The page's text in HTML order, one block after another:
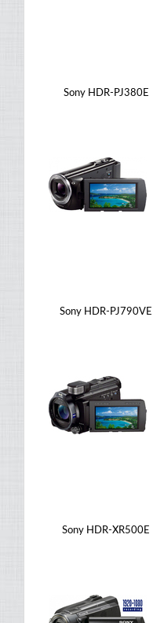
Sony HDR-PJ380E
Sony HDR-PJ790VE
Sony HDR-XR500E